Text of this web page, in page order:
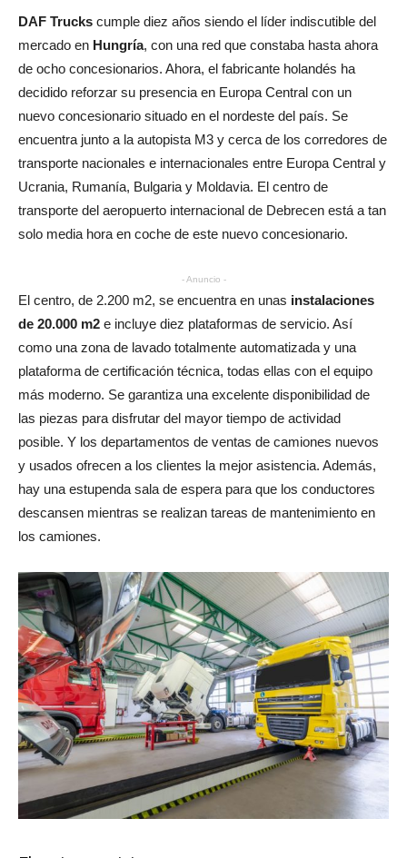
DAF Trucks cumple diez años siendo el líder indiscutible del
mercado en Hungría, con una red que constaba hasta ahora
de ocho concesionarios. Ahora, el fabricante holandés ha
decidido reforzar su presencia en Europa Central con un
nuevo concesionario situado en el nordeste del país. Se
encuentra junto a la autopista M3 y cerca de los corredores de
transporte nacionales e internacionales entre Europa Central y
Ucrania, Rumanía, Bulgaria y Moldavia. El centro de
transporte del aeropuerto internacional de Debrecen está a tan
solo media hora en coche de este nuevo concesionario.
- Anuncio -
El centro, de 2.200 m2, se encuentra en unas instalaciones
de 20.000 m2 e incluye diez plataformas de servicio. Así
como una zona de lavado totalmente automatizada y una
plataforma de certificación técnica, todas ellas con el equipo
más moderno. Se garantiza una excelente disponibilidad de
las piezas para disfrutar del mayor tiempo de actividad
posible. Y los departamentos de ventas de camiones nuevos
y usados ofrecen a los clientes la mejor asistencia. Además,
hay una estupenda sala de espera para que los conductores
descansen mientras se realizan tareas de mantenimiento en
los camiones.